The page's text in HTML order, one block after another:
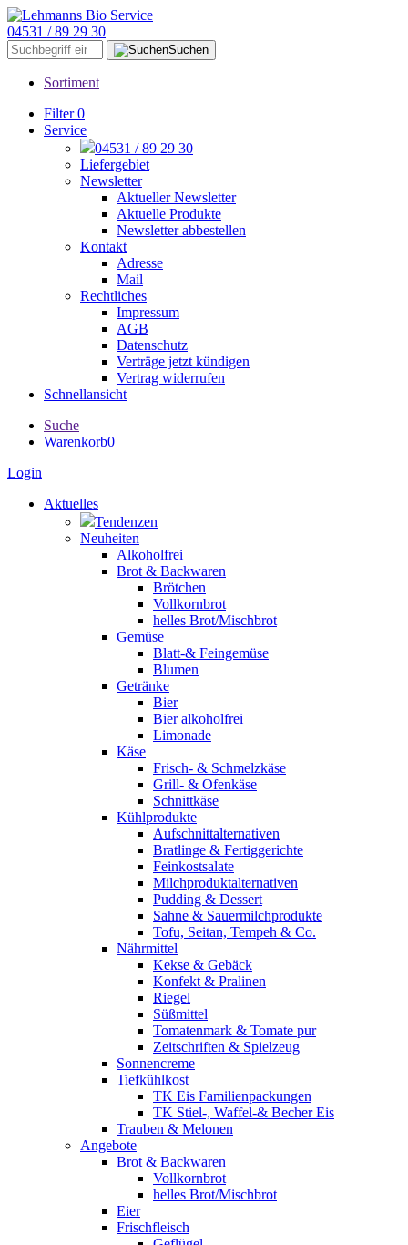
04531 / 89 29 30
Suchen
Sortiment
Filter 0
Service
04531 / 89 29 30
Liefergebiet
Newsletter
Aktueller Newsletter
Aktuelle Produkte
Newsletter abbestellen
Kontakt
Adresse
Mail
Rechtliches
Impressum
AGB
Datenschutz
Verträge jetzt kündigen
Vertrag widerrufen
Schnellansicht
Suche
Warenkorb0
Login
Aktuelles
Tendenzen
Neuheiten
Alkoholfrei
Brot & Backwaren
Brötchen
Vollkornbrot
helles Brot/Mischbrot
Gemüse
Blatt-& Feingemüse
Blumen
Getränke
Bier
Bier alkoholfrei
Limonade
Käse
Frisch- & Schmelzkäse
Grill- & Ofenkäse
Schnittkäse
Kühlprodukte
Aufschnittalternativen
Bratlinge & Fertiggerichte
Feinkostsalate
Milchproduktalternativen
Pudding & Dessert
Sahne & Sauermilchprodukte
Tofu, Seitan, Tempeh & Co.
Nährmittel
Kekse & Gebäck
Konfekt & Pralinen
Riegel
Süßmittel
Tomatenmark & Tomate pur
Zeitschriften & Spielzeug
Sonnencreme
Tiefkühlkost
TK Eis Familienpackungen
TK Stiel-, Waffel-& Becher Eis
Trauben & Melonen
Angebote
Brot & Backwaren
Vollkornbrot
helles Brot/Mischbrot
Eier
Frischfleisch